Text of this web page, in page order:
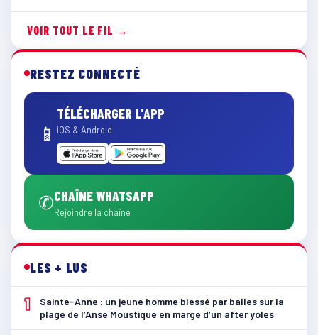
VOIR TOUT LE FIL →
RESTEZ CONNECTÉ
📱
TÉLÉCHARGER L'APP
iOS & Android
✆CHAÎNE WHATSAPP
Rejoindre la chaîne
LES + LUS
1
Sainte-Anne : un jeune homme blessé par balles sur la
plage de l’Anse Moustique en marge d’un after yoles